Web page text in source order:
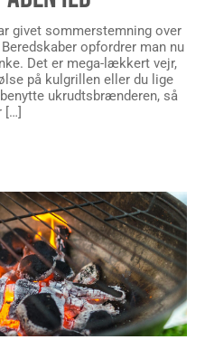
givet sommerstemning over
opfordrer man nu
Det er mega-lækkert vejr,
på kulgrillen eller du lige
ukrudtsbrænderen, så
[…]